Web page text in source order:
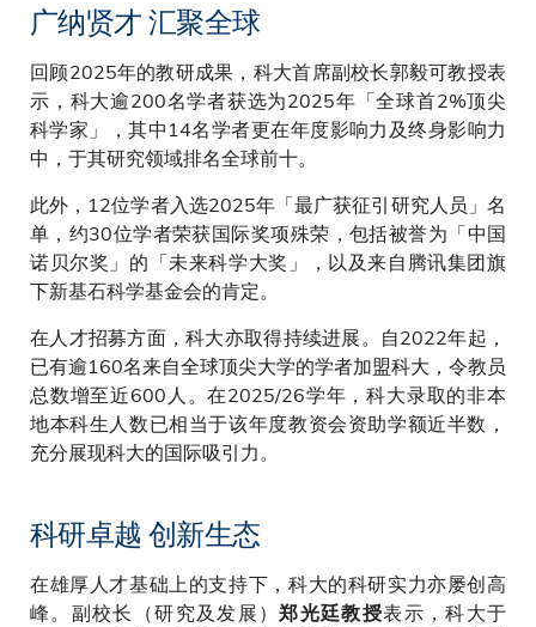
广纳贤才 汇聚全球
回顾2025年的教研成果，科大首席副校长郭毅可教授表
示，科大逾200名学者获选为2025年「全球首2%顶尖
科学家」，其中14名学者更在年度影响力及终身影响力
中，于其研究领域排名全球前十。
此外，12位学者入选2025年「最广获征引研究人员」名
单，约30位学者荣获国际奖项殊荣，包括被誉为「中国
诺贝尔奖」的「未来科学大奖」，以及来自腾讯集团旗
下新基石科学基金会的肯定。
在人才招募方面，科大亦取得持续进展。自2022年起，
已有逾160名来自全球顶尖大学的学者加盟科大，令教员
总数增至近600人。在2025/26学年，科大录取的非本
地本科生人数已相当于该年度教资会资助学额近半数，
充分展现科大的国际吸引力。
科研卓越 创新生态
在雄厚人才基础上的支持下，科大的科研实力亦屡创高
峰。副校长（研究及发展）郑光廷教授表示，科大于